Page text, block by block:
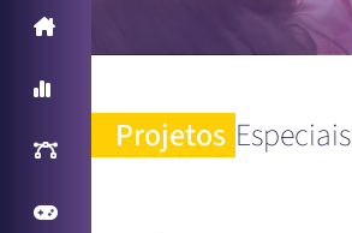
Inteligência Artificial
Projetos Especiais